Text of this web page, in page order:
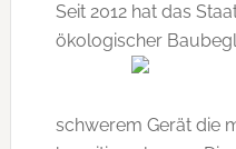
Seit 2012 hat das
ökologischer
schwerem Gerät die